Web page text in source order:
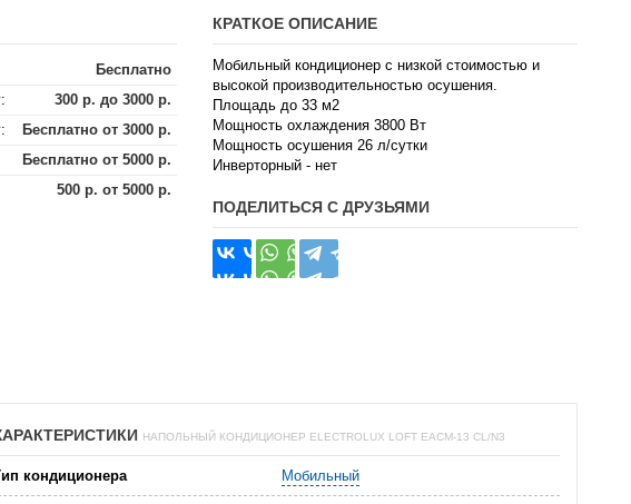
Бесплатно
300 р. до 3000 р.
Бесплатно от 3000 р.
Бесплатно от 5000 р.
500 р. от 5000 р.
КРАТКОЕ ОПИСАНИЕ
Мобильный кондиционер с низкой стоимостью и
высокой производительностью осушения.
Площадь до 33 м2
Мощность охлаждения 3800 Вт
Мощность осушения 26 л/сутки
Инверторный - нет
ПОДЕЛИТЬСЯ С ДРУЗЬЯМИ
НАПОЛЬНЫЙ КОНДИЦИОНЕР ELECTROLUX LOFT EACM-13 CL/N3
кондиционера Мобильный